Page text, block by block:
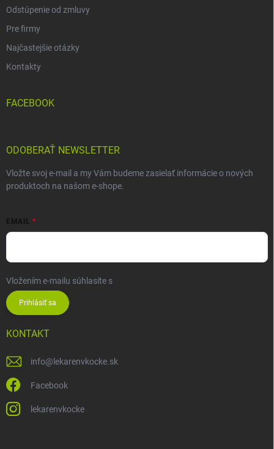
Odstúpenie od zmluvy
Pre firmy
Najčastejšie otázky
Kontakty
FACEBOOK
ODOBERAŤ NEWSLETTER
Vložte svoj e-mail a my Vám budeme zasielať informácie o nových
produktoch na našom e-shope.
EMAIL
Vložením e-mailu súhlasíte s
Prihlásiť sa
KONTAKT
info@ lekarenvkocke.sk
Facebook
lekarenvkocke